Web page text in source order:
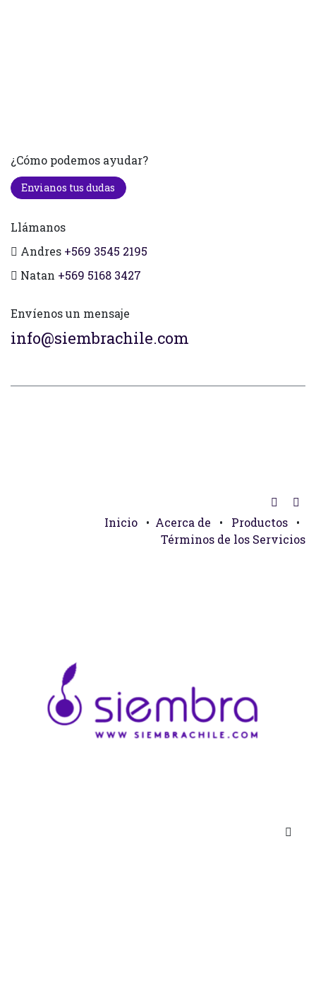
¿Cómo podemos ayudar?
Envianos tus dudas
Llámanos
Andres +569 3545 2195
Natan +569 5168 3427
Envíenos un mensaje
info@siembrachile.com
Inicio • Acerca de • Productos
•
Términos de los Servicios